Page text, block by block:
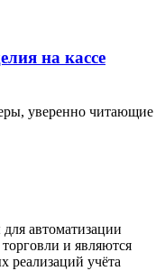
на кассе
уверенно читающие
автоматизации
и являются
реализаций учёта